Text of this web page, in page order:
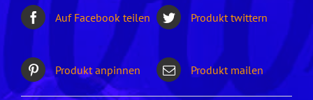
Auf Facebook teilen Produkt twittern
Produkt anpinnen Produkt mailen